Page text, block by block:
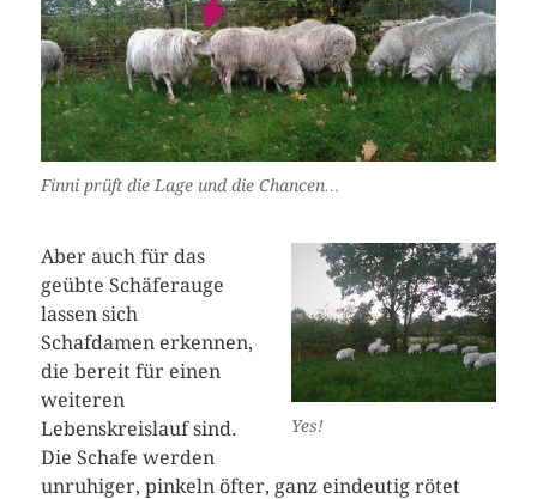
Finni prüft die Lage und die Chancen…
Yes!
Aber auch für das
geübte Schäferauge
lassen sich
Schafdamen erkennen,
die bereit für einen
weiteren
Lebenskreislauf sind.
Die Schafe werden
unruhiger, pinkeln öfter, ganz eindeutig rötet